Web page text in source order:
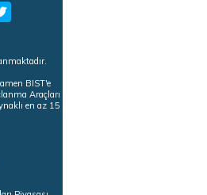
BIST'e
Araçları
en az 15